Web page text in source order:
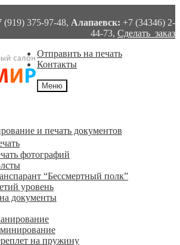
(919) 375-97-48, Алапаевск: +7 (34346) 2-
44-73, Сделать заказ
Отправить на печать
Контакты
Меню
и печать документов
фотографий
“Бессмертный полк”
уровень
документы
на пружину